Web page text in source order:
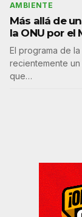
AMBIENTE
Más allá de
la ONU por el
El programa de
recientemente
que…